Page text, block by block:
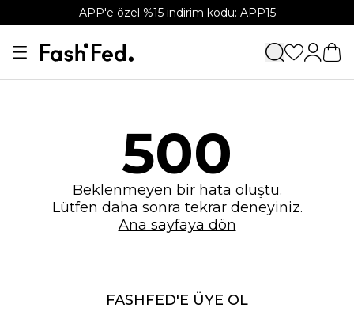
APP'e özel %15 indirim kodu: APP15
500
Beklenmeyen bir hata oluştu.
Lütfen daha sonra tekrar deneyiniz.
Ana sayfaya dön
FASHFED'E ÜYE OL